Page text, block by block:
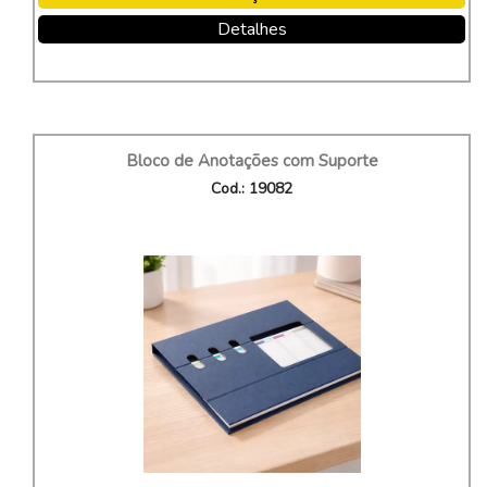
Detalhes
Bloco de Anotações com Suporte
Cod.: 19082